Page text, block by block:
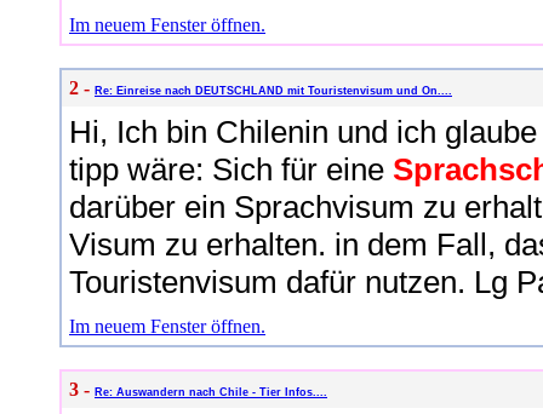
Im neuem Fenster öffnen.
2 - Re: Einreise nach DEUTSCHLAND mit Touristenvisum und On....
Hi, Ich bin Chilenin und ich
tipp wäre: Sich für eine
darüber ein Sprachvisum zu
Visum zu erhalten. in dem Fall,
Touristenvisum dafür nutzen. Lg
Im neuem Fenster öffnen.
3 - Re: Auswandern nach Chile - Tier Infos....